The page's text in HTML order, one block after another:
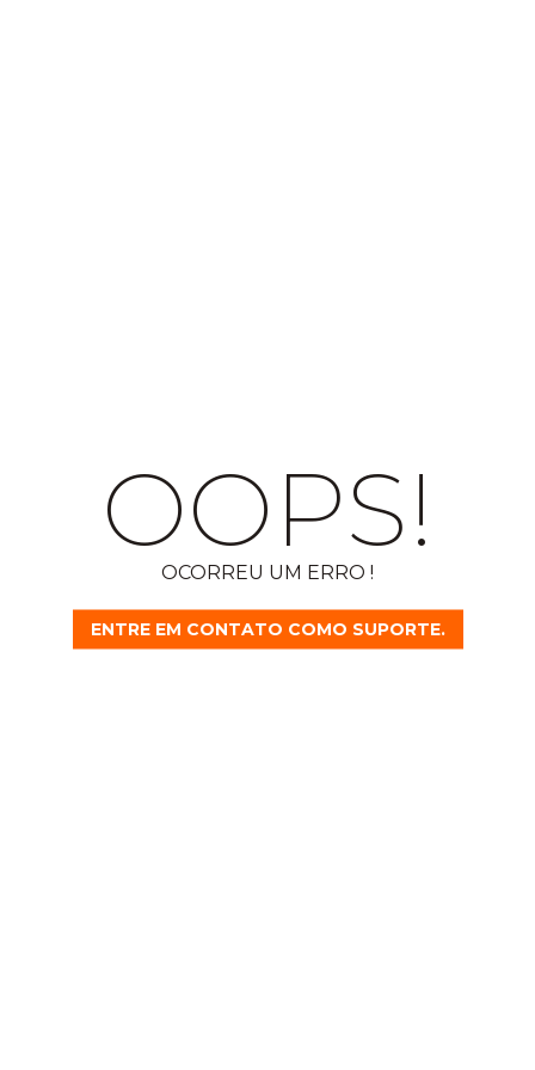
OOPS!
OCORREU UM ERRO !
ENTRE EM CONTATO COMO SUPORTE.